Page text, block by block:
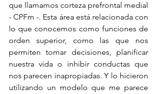
que llamamos corteza prefrontal medial
- CPFm -. Esta área está relacionada con
lo que conocemos como funciones de
orden superior, como las que nos
permiten tomar decisiones, planificar
nuestra vida o inhibir conductas que
nos parecen inapropiadas. Y lo hicieron
utilizando un modelo que me parece